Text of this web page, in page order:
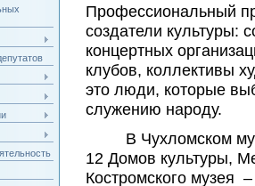
Профессиональный
создатели культуры:
концертных
клубов, коллективы
это люди, которые
служению народу.
В Чухломском
12 Домов культуры,
Костромского музея